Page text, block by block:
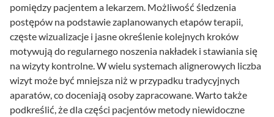
pomiędzy pacjentem a lekarzem. Możliwość śledzenia
postępów na podstawie zaplanowanych etapów terapii,
częste wizualizacje i jasne określenie kolejnych kroków
motywują do regularnego noszenia nakładek i stawiania się
na wizyty kontrolne. W wielu systemach alignerowych liczba
wizyt może być mniejsza niż w przypadku tradycyjnych
aparatów, co doceniają osoby zapracowane. Warto także
podkreślić, że dla części pacjentów metody niewidoczne